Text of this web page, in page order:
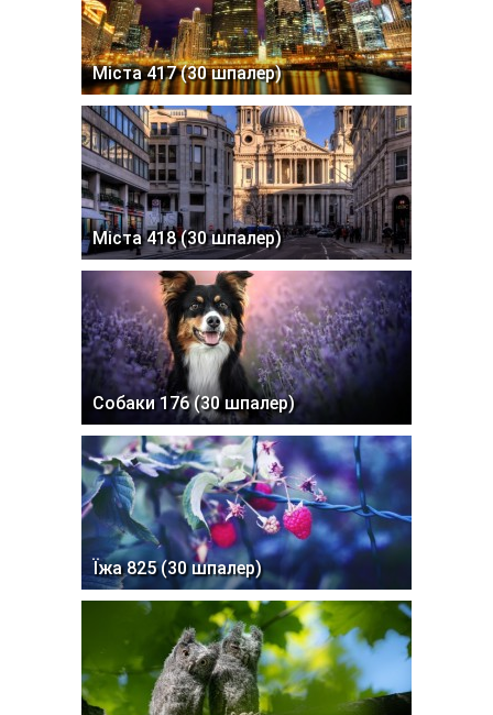
Міста 417 (30 шпалер)
Міста 418 (30 шпалер)
Собаки 176 (30 шпалер)
Їжа 825 (30 шпалер)